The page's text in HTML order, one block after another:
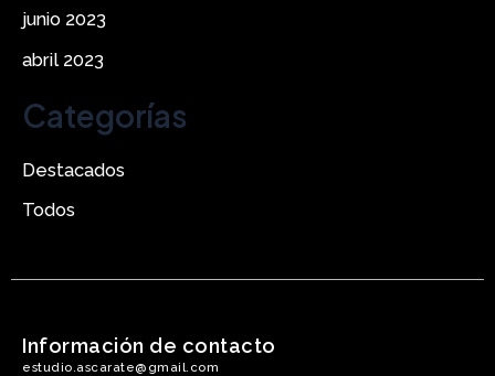
junio 2023
abril 2023
Categorías
Destacados
Todos
Información de contacto
estudio.ascarate@gmail.com